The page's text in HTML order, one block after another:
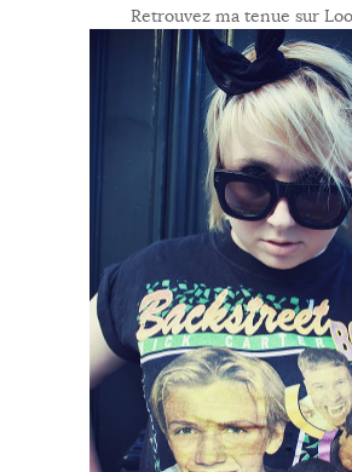
Retrouvez ma tenue sur